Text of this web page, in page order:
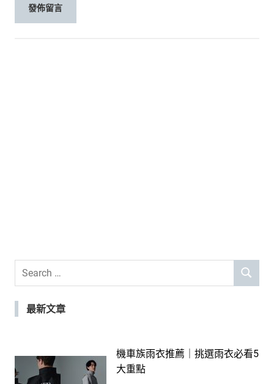
Search
SEARCH
最新文章
機車族雨衣推薦｜挑選雨衣必看5
大重點